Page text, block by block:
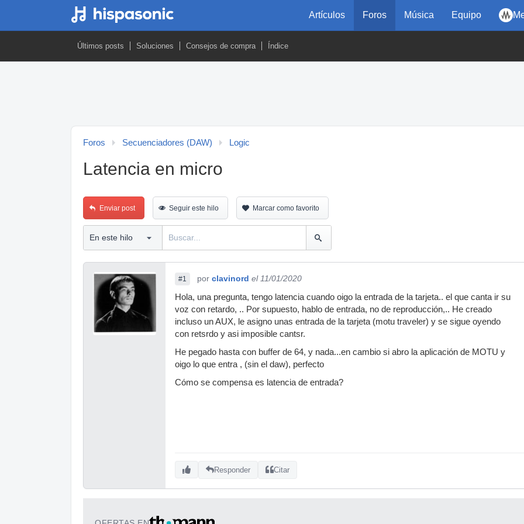
Artículos Foros Música Equipo
Últimos posts Soluciones Consejos de compra Índice
Foros Secuenciadores (DAW) Logic
Latencia en micro
Enviar post Seguir este hilo Marcar como favorito
#1 por clavinord el 11/01/2020
Hola, una pregunta, tengo latencia cuando oigo la entrada de la tarjeta.. el que canta ir su
voz con retardo, .. Por supuesto, hablo de entrada, no de reproducción,.. He creado
incluso un AUX, le asigno unas entrada de la tarjeta (motu traveler) y se sigue oyendo
con retsrdo y asi imposible cantsr.
He pegado hasta con buffer de 64, y nada...en cambio si abro la aplicación de MOTU y
oigo lo que entra , (sin el daw), perfecto
Cómo se compensa es latencia de entrada?
Responder Citar